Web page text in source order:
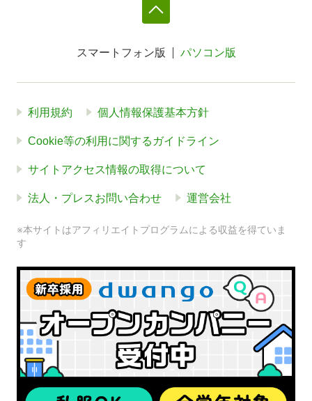
スマートフォン版 パソコン版
利用規約 個人情報保護基本方針
Cookie等の利用に関するガイドライン
サイトアクセス情報の取得について
法人・プレスお問い合わせ 運営会社
※本サイトはアフィリエイトプログラムによる収益を得ていま
す